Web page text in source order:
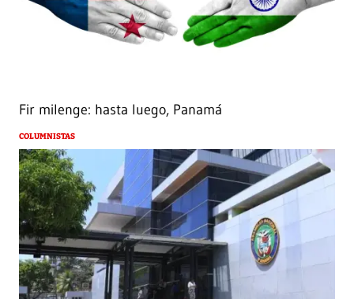
Fir milenge: hasta luego, Panamá
COLUMNISTAS